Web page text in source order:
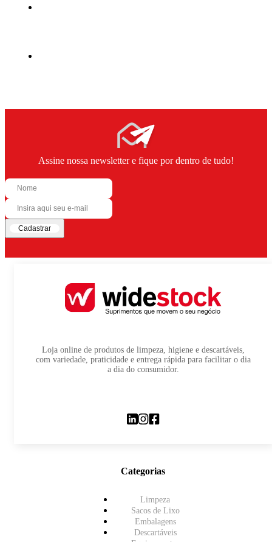
Assine nossa newsletter e fique por dentro de tudo!
Cadastrar
Loja online de produtos de limpeza, higiene e descartáveis,
com variedade, praticidade e entrega rápida para facilitar o dia
a dia do consumidor.
Categorias
Limpeza
Sacos de Lixo
Embalagens
Descartáveis